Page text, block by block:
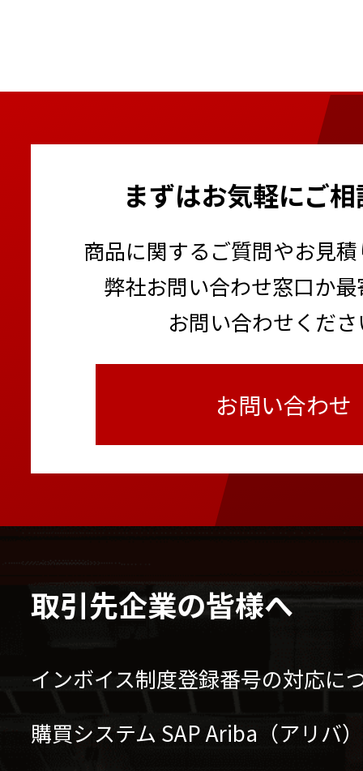
まずはお気軽にご
商品に関するご質問やお見
弊社お問い合わせ窓口か
お問い合わせくだ
お問い合わせ
取引先企業の皆様へ
インボイス制度登録番号の対応に
購買システム SAP Ariba（アリバ